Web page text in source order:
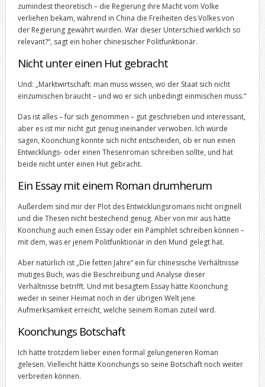
zumindest theoretisch – die Regierung ihre Macht vom Volke
verliehen bekam, während in China die Freiheiten des Volkes von
der Regierung gewährt wurden. War dieser Unterschied wirklich so
relevant?“, sagt ein hoher chinesischer Politfunktionär.
Nicht unter einen Hut gebracht
Und: „Marktwirtschaft: man muss wissen, wo der Staat sich nicht
einzumischen braucht – und wo er sich unbedingt einmischen muss.“
Das ist alles – für sich genommen – gut geschrieben und interessant,
aber es ist mir nicht gut genug ineinander verwoben. Ich würde
sagen, Koonchung konnte sich nicht entscheiden, ob er nun einen
Entwicklungs- oder einen Thesenroman schreiben sollte, und hat
beide nicht unter einen Hut gebracht.
Ein Essay mit einem Roman drumherum
Außerdem sind mir der Plot des Entwicklungsromans nicht originell
und die Thesen nicht bestechend genug. Aber von mir aus hätte
Koonchung auch einen Essay oder ein Pamphlet schreiben können –
mit dem, was er jenem Politfunktionär in den Mund gelegt hat.
Aber natürlich ist „Die fetten Jahre“ ein für chinesische Verhältnisse
mutiges Buch, was die Beschreibung und Analyse dieser
Verhältnisse betrifft. Und mit besagtem Essay hätte Koonchung
weder in seiner Heimat noch in der übrigen Welt jene
Aufmerksamkeit erreicht, welche seinem Roman zuteil wird.
Koonchungs Botschaft
Ich hätte trotzdem lieber einen formal gelungeneren Roman
gelesen. Vielleicht hätte Koonchungs so seine Botschaft noch weiter
verbreiten können.